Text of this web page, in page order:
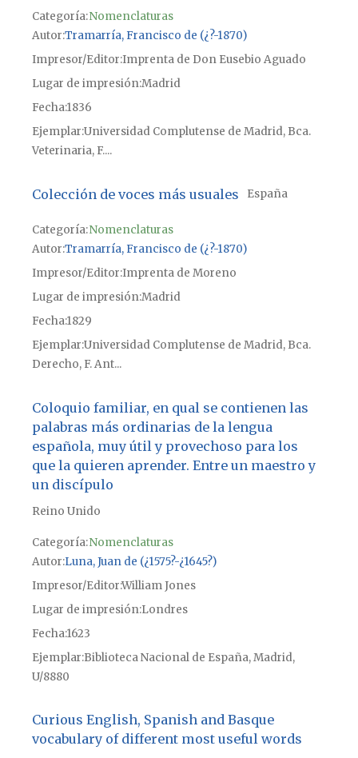
Categoría:Nomenclaturas
Autor Tramarría, Francisco de (¿?-1870)
Impresor/Editor Imprenta de Don Eusebio Aguado
Lugar de impresiónMadrid
Fecha1836
Ejemplar Universidad Complutense de Madrid, Bca.
Veterinaria, F....
Colección de voces más usuales España
Categoría:Nomenclaturas
Autor Tramarría, Francisco de (¿?-1870)
Impresor/Editor Imprenta de Moreno
Lugar de impresiónMadrid
Fecha1829
Ejemplar Universidad Complutense de Madrid, Bca.
Derecho, F. Ant...
Coloquio familiar, en qual se contienen las
palabras más ordinarias de la lengua
española, muy útil y provechoso para los
que la quieren aprender. Entre un maestro y
un discípulo
Reino Unido
Categoría:Nomenclaturas
Autor Luna, Juan de (¿1575?-¿1645?)
Impresor/EditorWilliam Jones
Lugar de impresiónLondres
Fecha1623
Ejemplar Biblioteca Nacional de España, Madrid,
U/8880
Curious English, Spanish and Basque
vocabulary of different most useful words